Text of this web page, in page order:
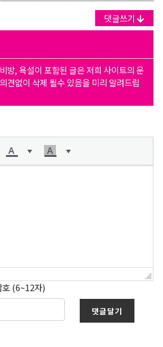
댓글쓰기
방, 욕설이 포함된 글은 저희 사이트의 운
견없이 삭제 될수 있음을 미리 알려드립
호 (6~12자)
댓글달기